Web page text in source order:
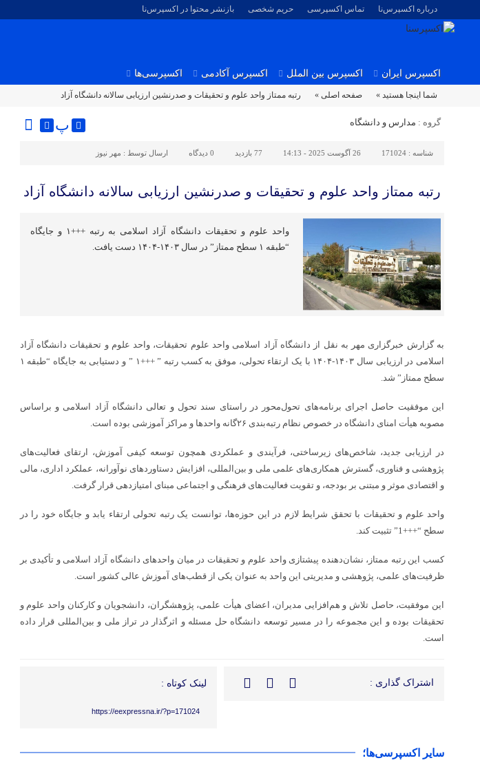
درباره اکسپرس‌نا تماس اکسپرسی حریم شخصی بازنشر محتوا در اکسپرس‌نا
اکسپرس ایران اکسپرس بین الملل اکسپرس آکادمی اکسپرسی‌ها
شما اینجا هستید » صفحه اصلی » رتبه ممتاز واحد علوم و تحقیقات و صدرنشین ارزیابی سالانه دانشگاه آزاد
گروه : مدارس و دانشگاه پ
شناسه : 171024 26 آگوست 2025 - 14:13 77 بازدید 0 دیدگاه ارسال توسط : مهر نیوز
رتبه ممتاز واحد علوم و تحقیقات و صدرنشین ارزیابی سالانه دانشگاه آزاد
واحد علوم و تحقیقات دانشگاه آزاد اسلامی به رتبه +++۱ و جایگاه
“طبقه ۱ سطح ممتاز” در سال ۱۴۰۳-۱۴۰۴ دست یافت.
به گزارش خبرگزاری مهر به نقل از دانشگاه آزاد اسلامی واحد علوم تحقیقات، واحد علوم و تحقیقات دانشگاه آزاد
اسلامی در ارزیابی سال ۱۴۰۳-۱۴۰۴ با یک ارتقاء تحولی، موفق به کسب رتبه ” +++۱ ” و دستیابی به جایگاه “طبقه ۱
سطح ممتاز” شد.
این موفقیت حاصل اجرای برنامه‌های تحول‌محور در راستای سند تحول و تعالی دانشگاه آزاد اسلامی و براساس
مصوبه هیأت امنای دانشگاه در خصوص نظام رتبه‌بندی ۲۶گانه واحدها و مراکز آموزشی بوده است.
در ارزیابی جدید، شاخص‌های زیرساختی، فرآیندی و عملکردی همچون توسعه کیفی آموزش، ارتقای فعالیت‌های
پژوهشی و فناوری، گسترش همکاری‌های علمی ملی و بین‌المللی، افزایش دستاوردهای نوآورانه، عملکرد اداری، مالی
و اقتصادی موثر و مبتنی بر بودجه، و تقویت فعالیت‌های فرهنگی و اجتماعی مبنای امتیازدهی قرار گرفت.
واحد علوم و تحقیقات با تحقق شرایط لازم در این حوزه‌ها، توانست یک رتبه تحولی ارتقاء یابد و جایگاه خود را در
سطح “+++1” تثبیت کند.
کسب این رتبه ممتاز، نشان‌دهنده پیشتازی واحد علوم و تحقیقات در میان واحدهای دانشگاه آزاد اسلامی و تأکیدی بر
ظرفیت‌های علمی، پژوهشی و مدیریتی این واحد به عنوان یکی از قطب‌های آموزش عالی کشور است.
این موفقیت، حاصل تلاش و هم‌افزایی مدیران، اعضای هیأت علمی، پژوهشگران، دانشجویان و کارکنان واحد علوم و
تحقیقات بوده و این مجموعه را در مسیر توسعه دانشگاه حل مسئله و اثرگذار در تراز ملی و بین‌المللی قرار داده
است.
اشتراک گذاری : لینک کوتاه :
https://eexpressna.ir/?p=171024
سایر اکسپرسی‌ها؛